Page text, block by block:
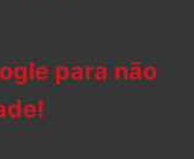
para não